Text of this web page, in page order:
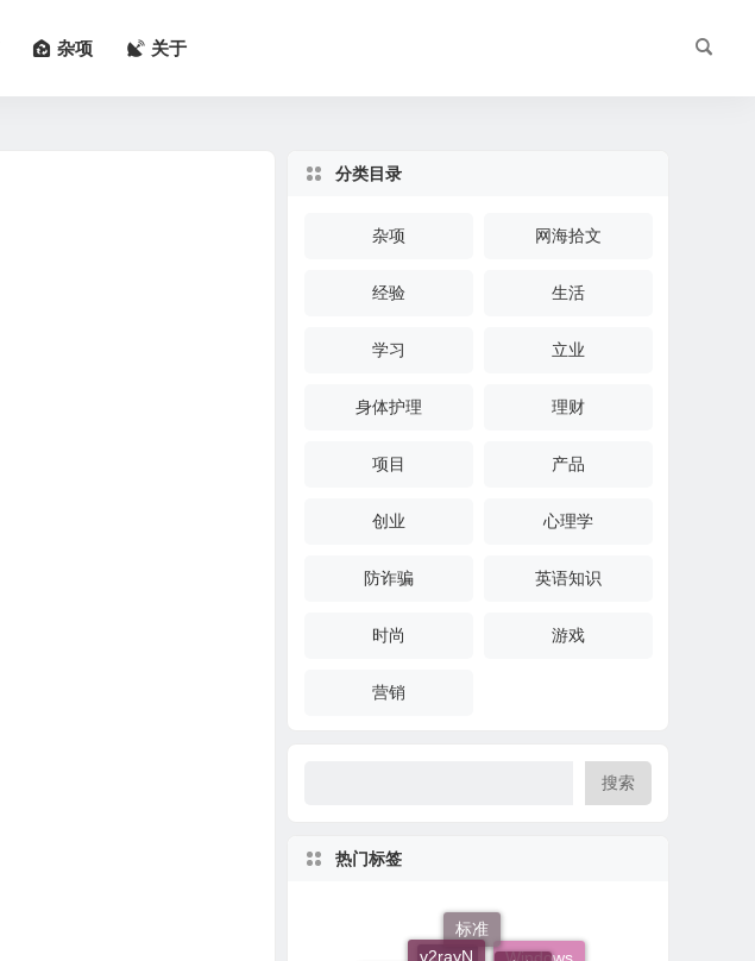
杂项 关于
分类目录
杂项 网海拾文
经验 生活
学习 立业
身体护理 理财
项目 产品
创业 心理学
防诈骗 英语知识
时尚 游戏
营销
搜索
热门标签
标准
v2rayN
音标